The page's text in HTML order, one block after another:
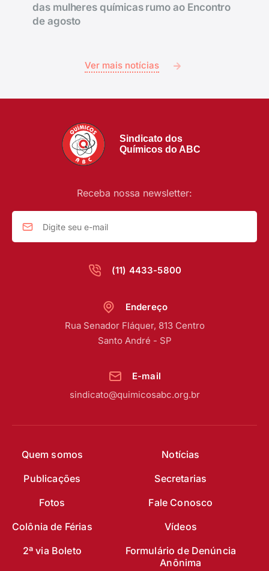
das mulheres químicas rumo ao Encontro
de agosto
Ver mais notícias
Sindicato dos
Químicos do ABC
(11) 4433-5800
Receba nossa newsletter:
Quem somos
Notícias
Publicações
Secretarias
Fotos
Fale Conosco
Colônia de Férias
Vídeos
2ª via Boleto
Formulário de Denúncia
Anônima
Endereço
Rua Senador Fláquer, 813 Centro
Santo André - SP
E-mail
sindicato@quimicosabc.org.br